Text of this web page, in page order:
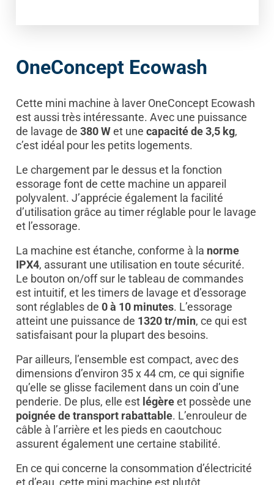
OneConcept Ecowash
Cette mini machine à laver OneConcept Ecowash
est aussi très intéressante. Avec une puissance
de lavage de 380 Wet une capacité de 3,5 kg,
c’est idéal pour les petits logements.
Le chargement par le dessus et la fonction
essorage font de cette machine un appareil
polyvalent. J’apprécie également la facilité
d’utilisation grâce au timer réglable pour le lavage
et l’essorage.
La machine est étanche, conforme à la norme
IPX4, assurant une utilisation en toute sécurité.
Le bouton on/off sur le tableau de commandes
est intuitif, et les timers de lavage et d’essorage
sont réglables de 0 à 10 minutes. L’essorage
atteint une puissance de 1320 tr/min, ce qui est
satisfaisant pour la plupart des besoins.
Par ailleurs, l’ensemble est compact, avec des
dimensions d’environ 35 x 44 cm, ce qui signifie
qu’elle se glisse facilement dans un coin d’une
penderie. De plus, elle est légèreet possède une
poignée de transport rabattable. L’enrouleur de
câble à l’arrière et les pieds en caoutchouc
assurent également une certaine stabilité.
En ce qui concerne la consommation d’électricité
et d’eau, cette mini machine est plutôt